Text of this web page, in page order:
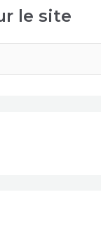
le site